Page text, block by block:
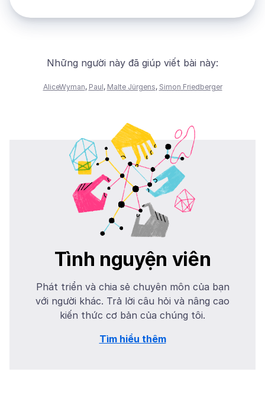
Những người này đã giúp viết bài này:
AliceWyman, Paul, Malte Jürgens, Simon Friedberger
Tình nguyện viên
Phát triển và chia sẻ chuyên môn của bạn
với người khác. Trả lời câu hỏi và nâng cao
kiến thức cơ bản của chúng tôi.
Tìm hiểu thêm